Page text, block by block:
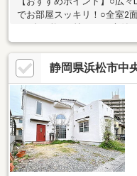
でお部屋スッキリ！○全室2
は3台可能！○憧れのお庭付
内！○周辺環境充実の立地
413m・セブンイレブン浜松
生店…約449m・イオンタウ
小学校…約636m・北星中学
510m・追分幼稚園…約
提案もできます！お気軽に
静岡県浜松市中